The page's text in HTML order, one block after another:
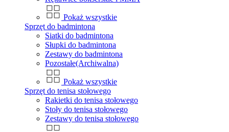
Pokaż wszystkie
Sprzęt do badmintona
Siatki do badmintona
Słupki do badmintona
Zestawy do badmintona
Pozostałe(Archiwalna)
Pokaż wszystkie
Sprzęt do tenisa stołowego
Rakietki do tenisa stołowego
Stoły do tenisa stołowego
Zestawy do tenisa stołowego